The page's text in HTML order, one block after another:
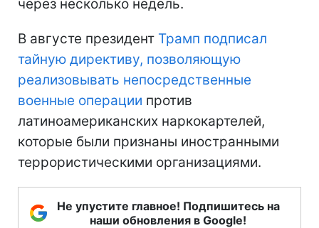
через несколько недель.
В августе президент Трамп подписал
тайную директиву, позволяющую
реализовывать непосредственные
военные операции против
латиноамериканских наркокартелей,
которые были признаны иностранными
террористическими организациями.
Не упустите главное! Подпишитесь на
наши обновления в Google!